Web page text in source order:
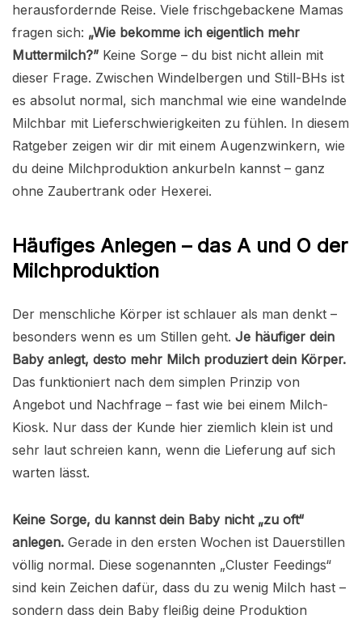
herausfordernde Reise. Viele frischgebackene Mamas
fragen sich: „Wie bekomme ich eigentlich mehr
Muttermilch?” Keine Sorge – du bist nicht allein mit
dieser Frage. Zwischen Windelbergen und Still-BHs ist
es absolut normal, sich manchmal wie eine wandelnde
Milchbar mit Lieferschwierigkeiten zu fühlen. In diesem
Ratgeber zeigen wir dir mit einem Augenzwinkern, wie
du deine Milchproduktion ankurbeln kannst – ganz
ohne Zaubertrank oder Hexerei.
Häufiges Anlegen – das A und O der
Milchproduktion
Der menschliche Körper ist schlauer als man denkt –
besonders wenn es um Stillen geht. Je häufiger dein
Baby anlegt, desto mehr Milch produziert dein Körper.
Das funktioniert nach dem simplen Prinzip von
Angebot und Nachfrage – fast wie bei einem Milch-
Kiosk. Nur dass der Kunde hier ziemlich klein ist und
sehr laut schreien kann, wenn die Lieferung auf sich
warten lässt.
Keine Sorge, du kannst dein Baby nicht „zu oft“
anlegen. Gerade in den ersten Wochen ist Dauerstillen
völlig normal. Diese sogenannten „Cluster Feedings“
sind kein Zeichen dafür, dass du zu wenig Milch hast –
sondern dass dein Baby fleißig deine Produktion